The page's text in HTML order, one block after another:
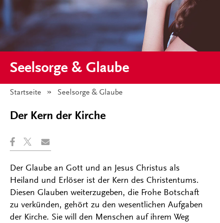
Seelsorge & Glaube
Startseite Angezeigt:
Seelsorge & Glaube
Der Kern der Kirche
Der Glaube an Gott und an Jesus Christus als
Heiland und Erlöser ist der Kern des Christentums.
Diesen Glauben weiterzugeben, die Frohe Botschaft
zu verkünden, gehört zu den wesentlichen Aufgaben
der Kirche. Sie will den Menschen auf ihrem Weg